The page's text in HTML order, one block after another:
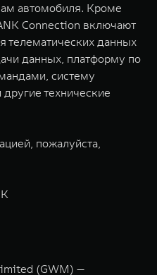
автомобиля. Кроме
Connection включают
телематических данных
данных, платформу по
систему
технические
пожалуйста,
(GWM) —